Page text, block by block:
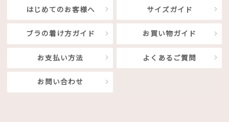
はじめてのお客様へ サイズガイド
ブラの着け方ガイド お買い物ガイド
お支払い方法 よくあるご質問
お問い合わせ